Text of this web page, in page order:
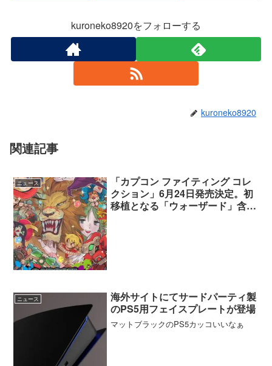
kuroneko8920をフォローする
kuroneko8920
関連記事
ニュース
「カプコン ファイティング コレ
クション」6月24日発売決定。初
移植となる「ウォーザード」含む
ニュース
海外サイトにてサードパーティ製
のPS5用フェイスプレートが登場
マットブラックのPS5カッコいいなぁ